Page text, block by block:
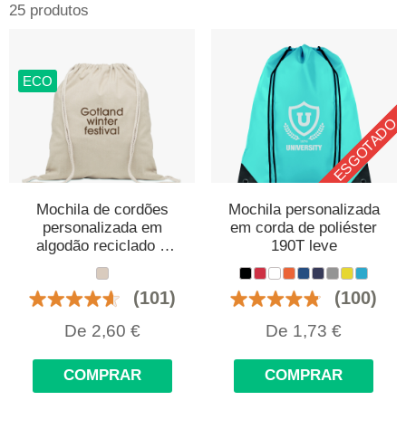
25 produtos
ECO
Mochila de cordões
personalizada em
algodão reciclado e
RPET
(101)
De 2,60 €
COMPRAR
ESGOTADO
Mochila personalizada
em corda de poliéster
190T leve
(100)
De 1,73 €
COMPRAR